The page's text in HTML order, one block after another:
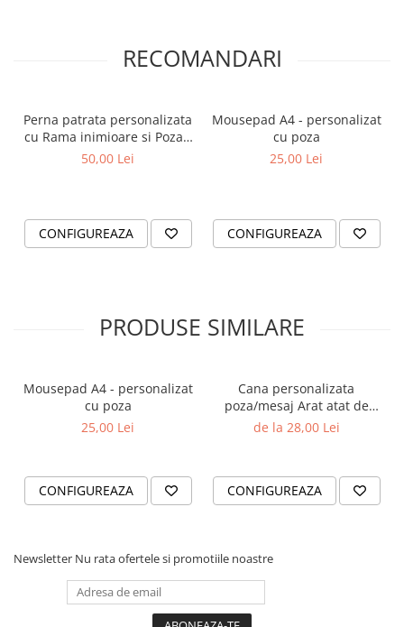
RECOMANDARI
Perna patrata personalizata
cu Rama inimioare si Poza -
spate rosu
50,00 Lei
CONFIGUREAZA
Mousepad A4 - personalizat
cu poza
25,00 Lei
CONFIGUREAZA
PRODUSE SIMILARE
Mousepad A4 - personalizat
cu poza
25,00 Lei
CONFIGUREAZA
Cana personalizata
poza/mesaj Arat atat de
bine
de la 28,00 Lei
CONFIGUREAZA
Newsletter Nu rata ofertele si promotiile noastre